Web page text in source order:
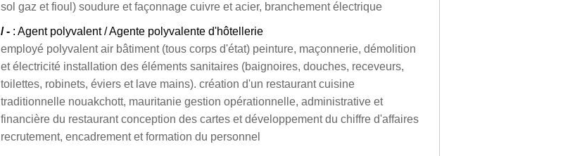
sol gaz et fioul) soudure et façonnage cuivre et acier, branchement électrique
/ - : Agent polyvalent / Agente polyvalente d'hôtellerie
employé polyvalent air bâtiment (tous corps d'état) peinture, maçonnerie, démolition
et électricité installation des éléments sanitaires (baignoires, douches, receveurs,
toilettes, robinets, éviers et lave mains). création d'un restaurant cuisine
traditionnelle nouakchott, mauritanie gestion opérationnelle, administrative et
financière du restaurant conception des cartes et développement du chiffre d'affaires
recrutement, encadrement et formation du personnel